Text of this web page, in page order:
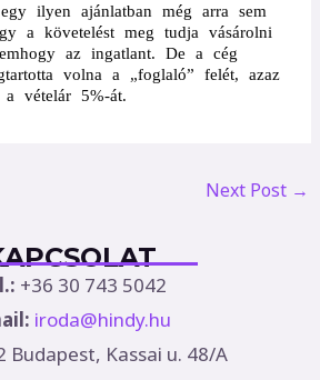
ilyen ajánlatban még arra sem
a követelést meg tudja vásárolni
az ingatlant. De a cég
volna a „foglaló” felét, azaz
a vételár 5%-át.
Next Post →
+36 30 743 5042
iroda@hindy.hu
Budapest, Kassai u. 48/A